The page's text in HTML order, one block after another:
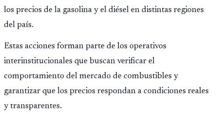
los precios de la gasolina y el diésel en distintas regiones
del país.
Estas acciones forman parte de los operativos
interinstitucionales que buscan verificar el
comportamiento del mercado de combustibles y
garantizar que los precios respondan a condiciones reales
y transparentes.